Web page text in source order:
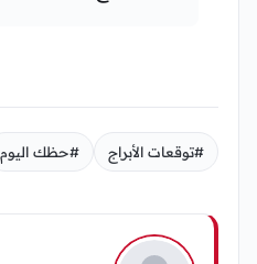
#توقعات الأبراج #حظك اليوم